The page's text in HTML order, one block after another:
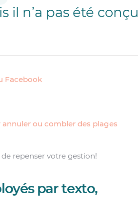
il n’a pas été conçu
Facebook
ou combler des plages
repenser votre gestion!
par texto,